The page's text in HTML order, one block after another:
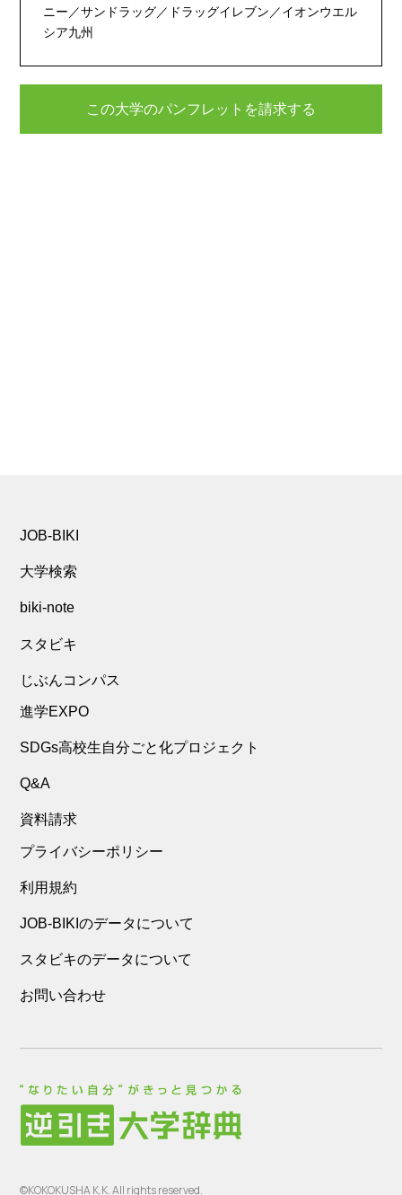
ニー／サンドラッグ／ドラッグイレブン／イオンウエル
シア九州
この大学のパンフレットを請求する
JOB-BIKI
大学検索
biki-note
スタビキ
じぶんコンパス
進学EXPO
SDGs高校生自分ごと化プロジェクト
Q&A
資料請求
プライバシーポリシー
利用規約
JOB-BIKIのデータについて
スタビキのデータについて
お問い合わせ
©KOKOKUSHA K.K. All rights reserved.